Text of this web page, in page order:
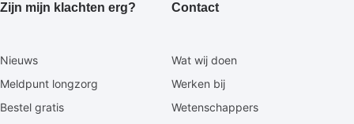
Zijn mijn klachten erg? Contact
Secundaire
Nieuws
Wat wij doen
Meldpunt longzorg
Werken bij
Bestel gratis
Wetenschappers